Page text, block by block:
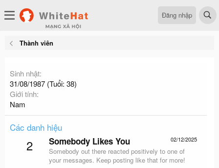
Đăng nhập
Thành viên
Sinh nhật
31/08/1987 (Tuổi: 38)
Giới tính
Nam
Các danh hiệu
2 02/12/2025
Somebody Likes You
Somebody out there reacted positively to one of
your messages. Keep posting like that for more!